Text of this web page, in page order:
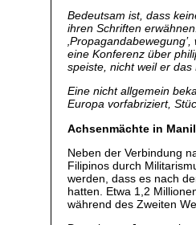
Bedeutsam ist, dass
ihren Schriften
eine Konferenz über
speiste, nicht weil er
Eine nicht allgemein
Europa vorfabriziert,
Achsenmächte in
Neben der Verbindung
Filipinos durch
werden, dass es nach
hatten. Etwa 1,2
während des Zweiten